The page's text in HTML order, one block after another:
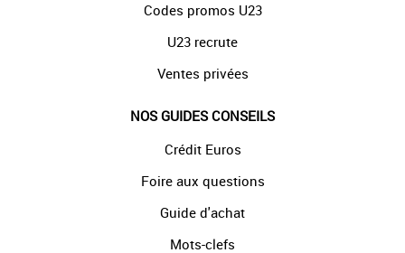
Codes promos U23
U23 recrute
Ventes privées
NOS GUIDES CONSEILS
Crédit Euros
Foire aux questions
Guide d'achat
Mots-clefs